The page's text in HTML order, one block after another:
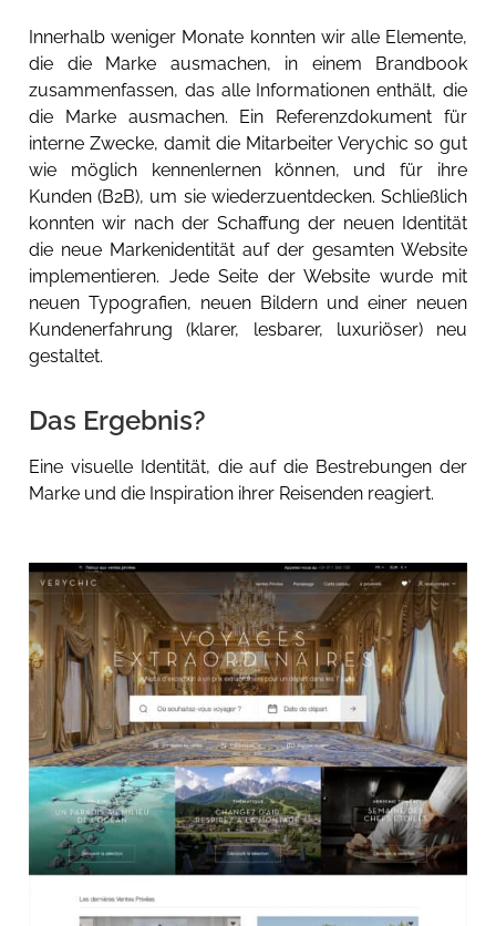
Innerhalb weniger Monate konnten wir alle Elemente,
die die Marke ausmachen, in einem Brandbook
zusammenfassen, das alle Informationen enthält, die
die Marke ausmachen. Ein Referenzdokument für
interne Zwecke, damit die Mitarbeiter Verychic so gut
wie möglich kennenlernen können, und für ihre
Kunden (B2B), um sie wiederzuentdecken. Schließlich
konnten wir nach der Schaffung der neuen Identität
die neue Markenidentität auf der gesamten Website
implementieren. Jede Seite der Website wurde mit
neuen Typografien, neuen Bildern und einer neuen
Kundenerfahrung (klarer, lesbarer, luxuriöser) neu
gestaltet.
Das Ergebnis?
Eine visuelle Identität, die auf die Bestrebungen der
Marke und die Inspiration ihrer Reisenden reagiert.